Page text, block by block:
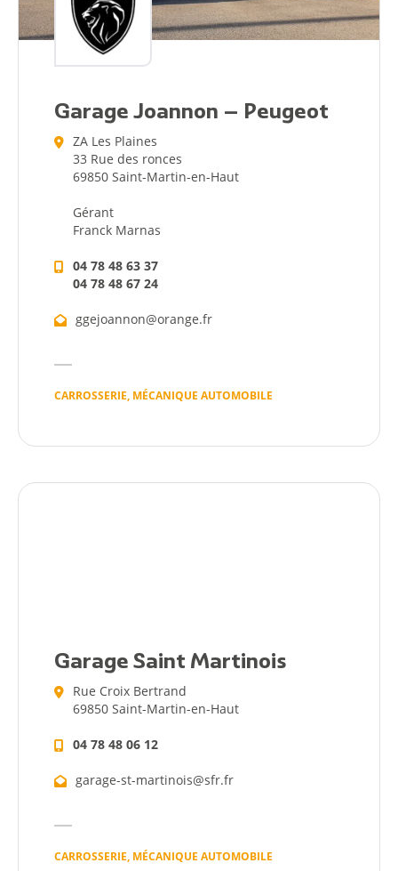
Garage Joannon – Peugeot
ZA Les Plaines
33 Rue des ronces
69850 Saint-Martin-en-Haut
Gérant
Franck Marnas
04 78 48 63 37
04 78 48 67 24
ggejoannon@orange.fr
CARROSSERIE, MÉCANIQUE AUTOMOBILE
Garage Saint Martinois
Rue Croix Bertrand
69850 Saint-Martin-en-Haut
04 78 48 06 12
garage-st-martinois@sfr.fr
CARROSSERIE, MÉCANIQUE AUTOMOBILE
Pratique
Démarches
Agenda